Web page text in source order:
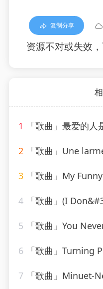
复制分享
资源不对或失效
1 「歌曲」最爱的
2 「歌曲」Une larme tremble dans tes
3 「歌曲」My
4 「歌曲」(I Don&#39;t Stand) a
5 「歌曲」You Never
6 「歌曲」Turning
7 「歌曲」Minuet-